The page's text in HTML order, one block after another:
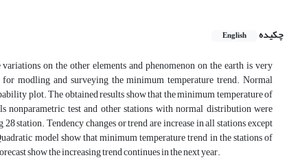
چکیده English
on the other elements and phenomenon on the earth is very
modling and surveying the minimum temperature trend. Normal
plot. The obtained results show that the minimum temperature of
nonparametric test and other stations with normal distribution were
station. Tendency changes or trend are increase in all stations except
model show that minimum temperature trend in the stations of
show the increasing trend continues in the next year.